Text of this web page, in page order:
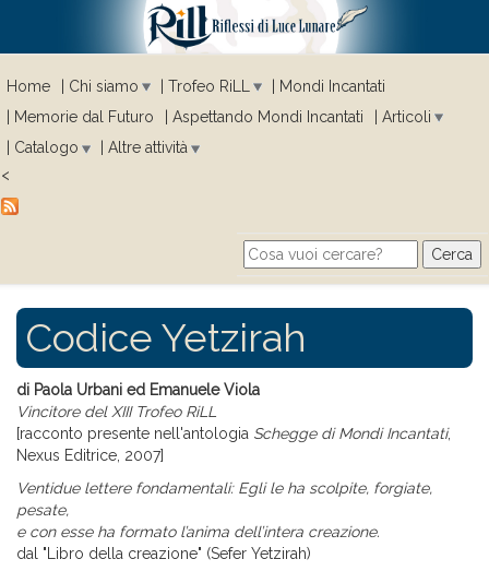
Home Chi siamo Trofeo RiLL
Mondi Incantati
Memorie dal Futuro
Aspettando Mondi Incantati
Articoli
Catalogo
Altre attività
<
Search form
Cerca
Codice Yetzirah
di Paola Urbani ed Emanuele Viola
Vincitore del XIII Trofeo RiLL
[racconto presente nell'antologia Schegge di Mondi Incantati,
Nexus Editrice, 2007]
Ventidue lettere fondamentali: Egli le ha scolpite, forgiate,
pesate,
e con esse ha formato l’anima dell’intera creazione.
dal "Libro della creazione" (Sefer Yetzirah)